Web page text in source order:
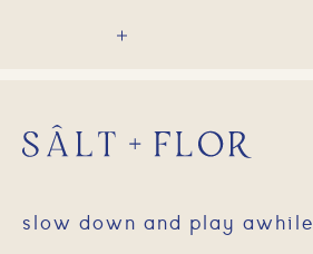
slow down and play awhile